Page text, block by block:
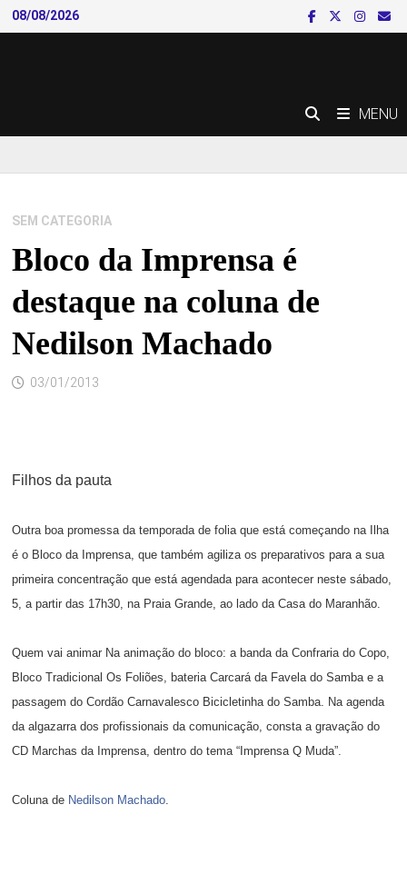
Skip
to
08/08/2026
MENU
SEM CATEGORIA
Bloco da Imprensa é
destaque na coluna de
Nedilson Machado
03/01/2013
Filhos da pauta
Outra boa promessa da temporada de folia que está começando na Ilha
é o Bloco da Imprensa, que também agiliza os preparativos para a sua
primeira concentração que está agendada para acontecer neste sábado,
5, a partir das 17h30, na Praia Grande, ao lado da Casa do Maranhão.
Quem vai animar Na animação do bloco: a banda da Confraria do Copo,
Bloco Tradicional Os Foliões, bateria Carcará da Favela do Samba e a
passagem do Cordão Carnavalesco Bicicletinha do Samba. Na agenda
da algazarra dos profissionais da comunicação, consta a gravação do
CD Marchas da Imprensa, dentro do tema “Imprensa Q Muda”.
Coluna de Nedilson Machado.